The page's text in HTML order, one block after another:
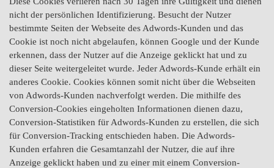
nicht der persönlichen Identifizierung. Besucht der Nutzer
bestimmte Seiten der Webseite des Adwords-Kunden und das
Cookie ist noch nicht abgelaufen, können Google und der Kunde
erkennen, dass der Nutzer auf die Anzeige geklickt hat und zu
dieser Seite weitergeleitet wurde. Jeder Adwords-Kunde erhält ein
anderes Cookie. Cookies können somit nicht über die Webseiten
von Adwords-Kunden nachverfolgt werden. Die mithilfe des
Conversion-Cookies eingeholten Informationen dienen dazu,
Conversion-Statistiken für Adwords-Kunden zu erstellen, die sich
für Conversion-Tracking entschieden haben. Die Adwords-
Kunden erfahren die Gesamtanzahl der Nutzer, die auf ihre
Anzeige geklickt haben und zu einer mit einem Conversion-